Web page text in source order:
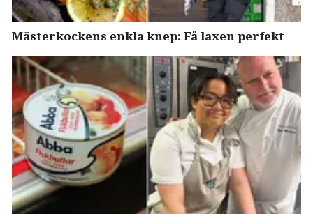
Mästerkockens enkla knep: Få laxen perfekt